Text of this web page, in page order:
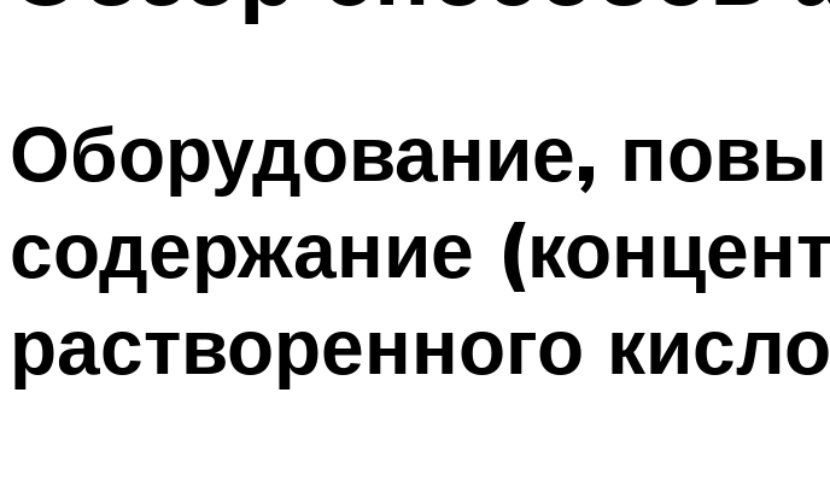
Оборудование,
содержание
растворенного